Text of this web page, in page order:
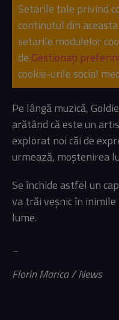
Setarile tale privind
continutul din
setarile modulelor
de Gestionați
cookie-urile social
Pe lângă muzică,
arătând că este un
explorat noi căi de
urmează, moștenirea
Se închide astfel un
va trăi veșnic în
lume.
Florin Marica / News